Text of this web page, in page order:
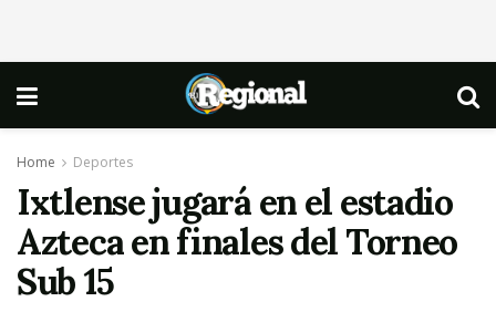
Home Deportes
Ixtlense jugará en el estadio
Azteca en finales del Torneo
Sub 15